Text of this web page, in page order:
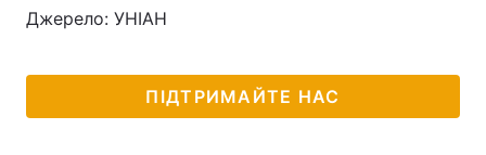
Джерело: УНІАН
ПІДТРИМАЙТЕ НАС